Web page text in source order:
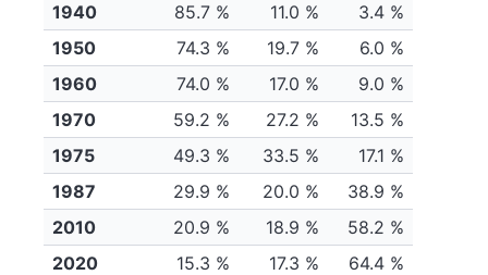
1940
85.7 % 11.0 %
3.4 %
1950
74.3 % 19.7 %
6.0 %
1960
74.0 % 17.0 %
9.0 %
1970
59.2 % 27.2 %
13.5 %
1975
49.3 % 33.5 %
17.1 %
1987
29.9 % 20.0 %
38.9 %
2010
20.9 % 18.9 %
58.2 %
2020
15.3 % 17.3 % 64.4 %